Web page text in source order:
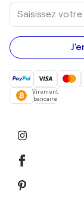
Saisissez
votre
adresse
e-
mail
Virement
bancaire